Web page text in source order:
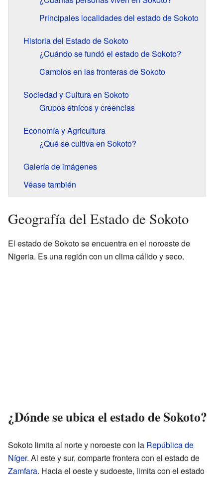
Principales localidades del estado de Sokoto
Historia del Estado de Sokoto
¿Cuándo se fundó el estado de Sokoto?
Cambios en las fronteras de Sokoto
Sociedad y Cultura en Sokoto
Grupos étnicos y creencias
Economía y Agricultura
¿Qué se cultiva en Sokoto?
Galería de imágenes
Véase también
Geografía del Estado de Sokoto
El estado de Sokoto se encuentra en el noroeste de
Nigeria. Es una región con un clima cálido y seco.
¿Dónde se ubica el estado de Sokoto?
Sokoto limita al norte y noroeste con la República de
Níger. Al este y sur, comparte frontera con el estado de
Zamfara. Hacia el oeste y sudoeste, limita con el estado